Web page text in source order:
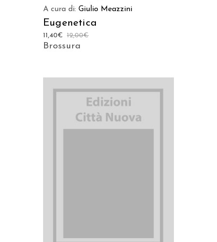
A cura di: Giulio Meazzini
Eugenetica
12,00€
11,40€
Brossura